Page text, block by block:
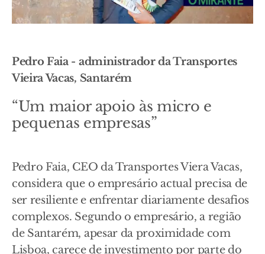
Pedro Faia - administrador da Transportes
Vieira Vacas, Santarém
“Um maior apoio às micro e
pequenas empresas”
Pedro Faia, CEO da Transportes Viera Vacas,
considera que o empresário actual precisa de
ser resiliente e enfrentar diariamente desafios
complexos. Segundo o empresário, a região
de Santarém, apesar da proximidade com
Lisboa, carece de investimento por parte do